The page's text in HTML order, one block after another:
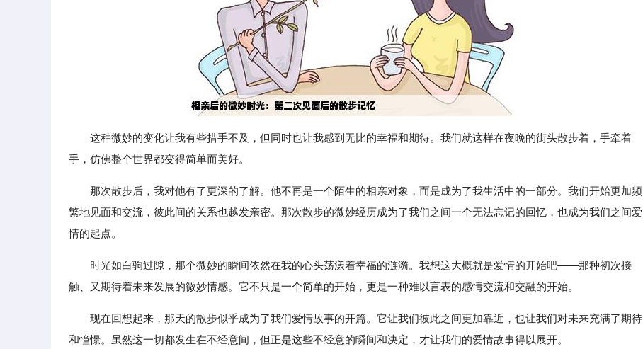
这种微妙的变化让我有些措手不及，但同时也让我感到无比的幸福和期待。我们就这样在夜晚的街头散步着，手牵着
手，仿佛整个世界都变得简单而美好。
那次散步后，我对他有了更深的了解。他不再是一个陌生的相亲对象，而是成为了我生活中的一部分。我们开始更加频
繁地见面和交流，彼此间的关系也越发亲密。那次散步的微妙经历成为了我们之间一个无法忘记的回忆，也成为我们之间爱
情的起点。
时光如白驹过隙，那个微妙的瞬间依然在我的心头荡漾着幸福的涟漪。我想这大概就是爱情的开始吧——那种初次接
触、又期待着未来发展的微妙情感。它不只是一个简单的开始，更是一种难以言表的感情交流和交融的开始。
现在回想起来，那天的散步似乎成为了我们爱情故事的开篇。它让我们彼此之间更加靠近，也让我们对未来充满了期待
和憧憬。虽然这一切都发生在不经意间，但正是这些不经意的瞬间和决定，才让我们的爱情故事得以展开。